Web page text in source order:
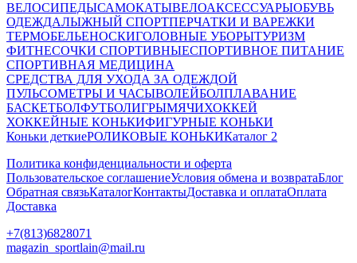
ВЕЛОСИПЕДЫСАМОКАТЫВЕЛОАКСЕССУАРЫОБУВЬ
ОДЕЖДАЛЫЖНЫЙ СПОРТПЕРЧАТКИ И ВАРЕЖКИ
ТЕРМОБЕЛЬЕНОСКИГОЛОВНЫЕ УБОРЫТУРИЗМ
ФИТНЕСОЧКИ СПОРТИВНЫЕСПОРТИВНОЕ ПИТАНИЕ
СПОРТИВНАЯ МЕДИЦИНА
СРЕДСТВА ДЛЯ УХОДА ЗА ОДЕЖДОЙ
ПУЛЬСОМЕТРЫ И ЧАСЫВОЛЕЙБОЛПЛАВАНИЕ
БАСКЕТБОЛФУТБОЛИГРЫМЯЧИХОККЕЙ
ХОККЕЙНЫЕ КОНЬКИФИГУРНЫЕ КОНЬКИ
Коньки деткиеРОЛИКОВЫЕ КОНЬКИКаталог 2
Политика конфиденциальности и оферта
Пользовательское соглашениеУсловия обмена и возвратаБлог
Обратная связьКаталогКонтактыДоставка и оплатаОплата
Доставка
+7(813)6828071
magazin_sportlain@mail.ru